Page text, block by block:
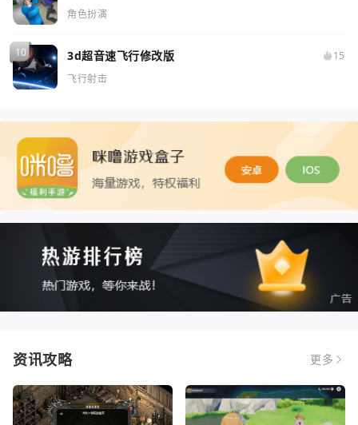
角色扮演
3d超音速飞行修改版
15
飞行射击
资讯攻略 更多